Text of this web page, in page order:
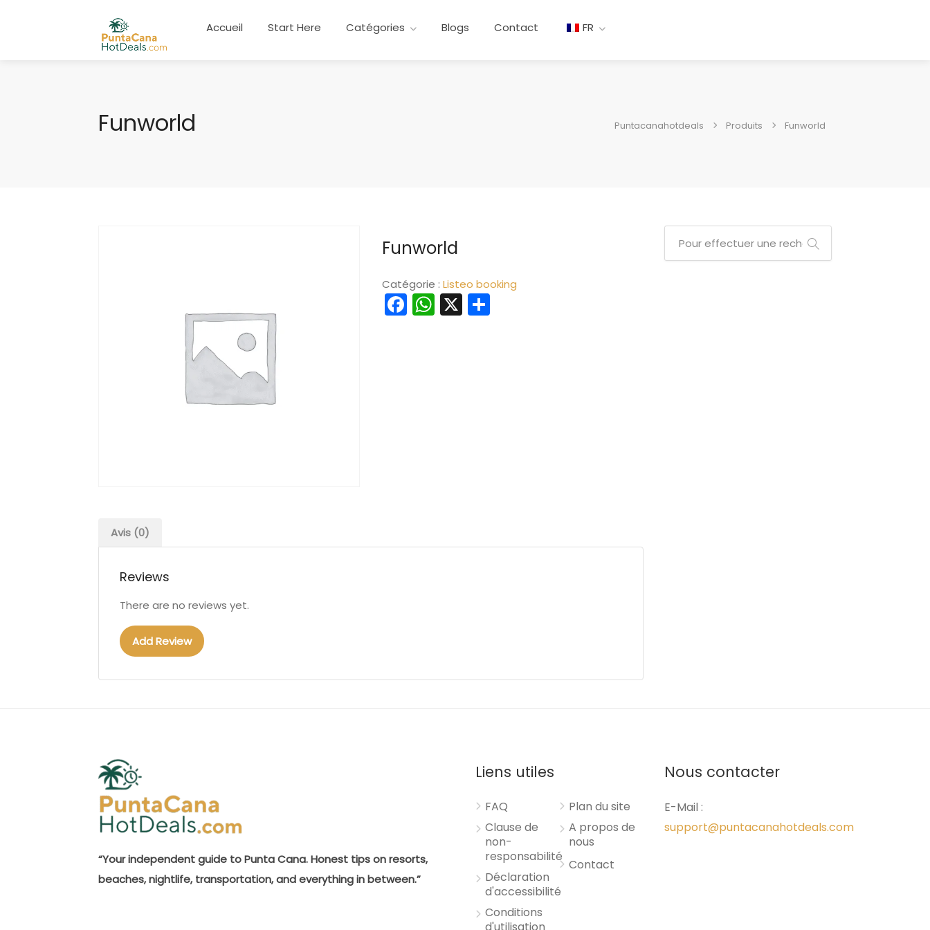
Accueil Start Here Catégories Blogs Contact FR
Funworld Puntacanahotdeals Produits Funworld
Funworld
Catégorie : Listeo booking
Facebook
WhatsApp
X Partager
Avis (0)
Reviews
There are no reviews yet.
Add Review
“Your independent guide to Punta Cana. Honest tips on resorts,
beaches, nightlife, transportation, and everything in between.”
Liens utiles
FAQ
Clause de
non-
responsabilité
Déclaration
d'accessibilité
Conditions
Plan du site
A propos de
nous
Contact
Nous contacter
E-Mail :
support@puntacanahotdeals.com